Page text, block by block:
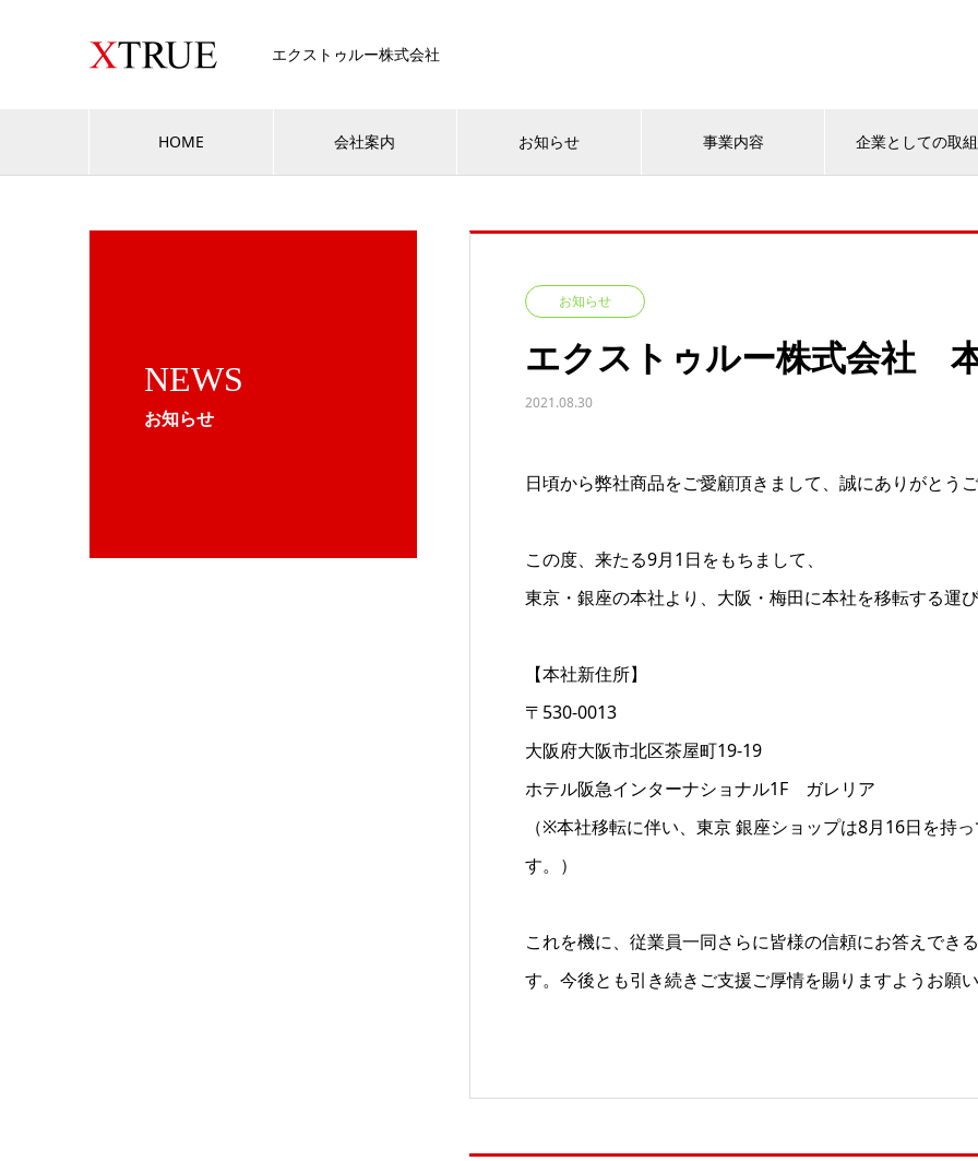
エクストゥルー株式会社
HOME 会社案内 お知らせ 事業内容 企業としての取組
NEWS
お知らせ
お知らせ
エクストゥルー株式会社
2021.08.30
日頃から弊社商品をご愛顧頂きまして、誠にありがとうご
この度、来たる9月1日をもちまして、
東京・銀座の本社より、大阪・梅田に本社を移転する運び
【本社新住所】
〒530-0013
大阪府大阪市北区茶屋町19-19
ホテル阪急インターナショナル1F ガレリア
（※本社移転に伴い、東京 銀座ショップは8月16日を持
す。）
これを機に、従業員一同さらに皆様の信頼にお答えでき
す。今後とも引き続きご支援ご厚情を賜りますようお願い